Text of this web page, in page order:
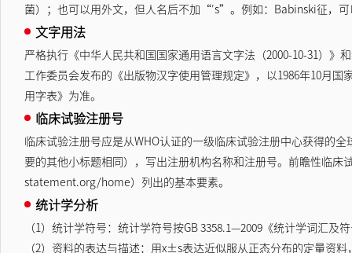
菌）；也可以用外文，但人名后不加“′s”。例如：Babinski征，
文字用法
严格执行《中华人民共和国国家通用语言文字法（2000-10-31）》
工作委员会发布的《出版物汉字使用管理规定》，以1986年10月
用字表》为准。
临床试验注册号
临床试验注册号应是从WHO认证的一级临床试验注册中心获得
要的其他小标题相同），写出注册机构名称和注册号。前瞻性临
statement.org/home）列出的基本要素。
统计学分析
（1）统计学符号：统计学符号按GB 3358.1—2009《统计学词汇及
（2）资料的表达与描述：用x±s表达近似服从正态分布的定量资